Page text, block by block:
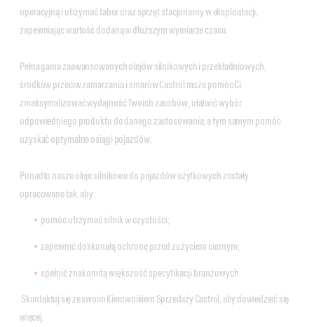
operacyjną i utrzymać tabor oraz sprzęt stacjonarny w eksploatacji,
zapewniając wartość dodaną w dłuższym wymiarze czasu.
Pełna gama zaawansowanych olejów silnikowych i przekładniowych,
środków przeciw zamarzaniu i smarów Castrol może pomóc Ci
zmaksymalizować wydajność Twoich zasobów, ułatwić wybór
odpowiedniego produktu do danego zastosowania, a tym samym pomóc
uzyskać optymalne osiągi pojazdów.
Ponadto nasze oleje silnikowe do pojazdów użytkowych zostały
opracowane tak, aby:
pomóc utrzymać silnik w czystości;
zapewnić doskonałą ochronę przed zużyciem ciernym;
spełnić znakomitą większość specyfikacji branżowych.
Skontaktuj się ze swoim Kierownikiem Sprzedaży Castrol, aby dowiedzieć się
więcej.